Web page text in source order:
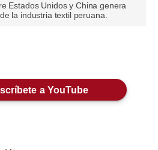
Estados Unidos y China genera
la industria textil peruana.
a YouTube